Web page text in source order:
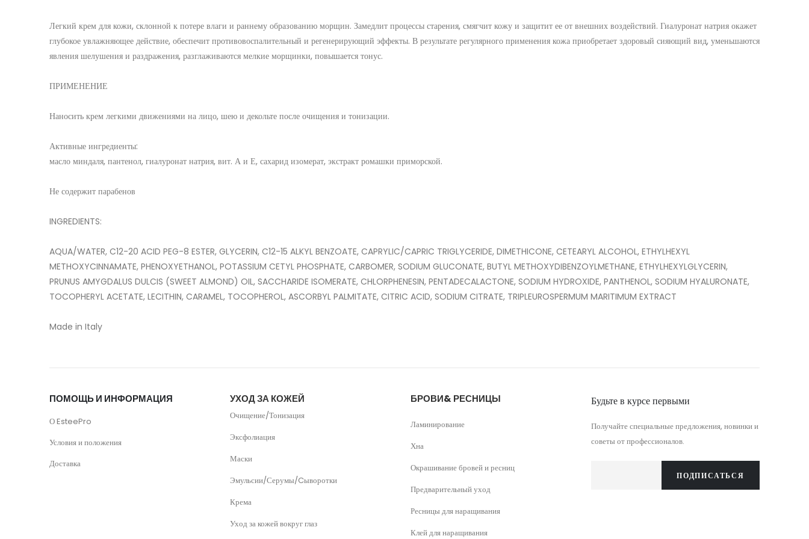
Легкий крем для кожи, склонной к потере влаги и раннему образованию морщин. Замедлит процессы старения, смягчит кожу и защитит ее от внешних воздействий. Гиалуронат натрия окажет
глубокое увлажняющее действие, обеспечит противовоспалительный и регенерирующий эффекты. В результате регулярного применения кожа приобретает здоровый сияющий вид, уменьшаются
явления шелушения и раздражения, разглаживаются мелкие морщинки, повышается тонус.
ПРИМЕНЕНИЕ
Наносить крем легкими движениями на лицо, шею и декольте после очищения и тонизации.
Активные ингредиенты:
масло миндаля, пантенол, гиалуронат натрия, вит. А и Е, сахарид изомерат, экстракт ромашки приморской.
Не содержит парабенов
INGREDIENTS:
AQUA/WATER, C12-20 ACID PEG-8 ESTER, GLYCERIN, C12-15 ALKYL BENZOATE, CAPRYLIC/CAPRIC TRIGLYCERIDE, DIMETHICONE, CETEARYL ALCOHOL, ETHYLHEXYL
METHOXYCINNAMATE, PHENOXYETHANOL, POTASSIUM CETYL PHOSPHATE, CARBOMER, SODIUM GLUCONATE, BUTYL METHOXYDIBENZOYLMETHANE, ETHYLHEXYLGLYCERIN,
PRUNUS AMYGDALUS DULCIS (SWEET ALMOND) OIL, SACCHARIDE ISOMERATE, CHLORPHENESIN, PENTADECALACTONE, SODIUM HYDROXIDE, PANTHENOL, SODIUM HYALURONATE,
TOCOPHERYL ACETATE, LECITHIN, CARAMEL, TOCOPHEROL, ASCORBYL PALMITATE, CITRIC ACID, SODIUM CITRATE, TRIPLEUROSPERMUM MARITIMUM EXTRACT
ПОМОЩЬ И ИНФОРМАЦИЯ
О EsteePro
Условия и положения
Доставка
УХОД ЗА КОЖЕЙ
Очищение/Тонизация
Эксфолиация
Маски
Эмульсии/Серумы/Cыворотки
Крема
Уход за кожей вокруг глаз
БРОВИ& РЕСНИЦЫ
Ламинирование
Хна
Окрашивание бровей и ресниц
Предварительный уход
Ресницы для наращивания
Клей для наращивания
Будьте в курсе первыми
Получайте специальные предложения, новинки и
советы от профессионалов.
ПОДПИСАТЬСЯ